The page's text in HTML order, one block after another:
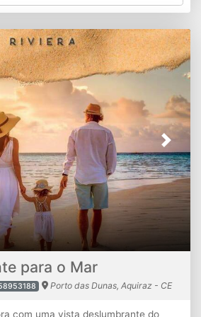
para o Mar
Porto das Dunas, Aquiraz - CE
Next
com uma vista deslumbrante do